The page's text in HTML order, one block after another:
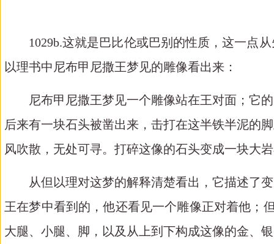
1029b.这就是巴比伦或巴别的性质，这一点
以理书中尼布甲尼撒王梦见的雕像看出来：
尼布甲尼撒王梦见一个雕像站在王对面；它
后来有一块石头被凿出来，击打在这半铁半泥的
风吹散，无处可寻。打碎这像的石头变成一块大
从但以理对这梦的解释清楚看出，它描述了
王在梦中看到的，他还看见一个雕像正对着他；
大腿、小腿、 脚，以及从上到下构成这像的金、